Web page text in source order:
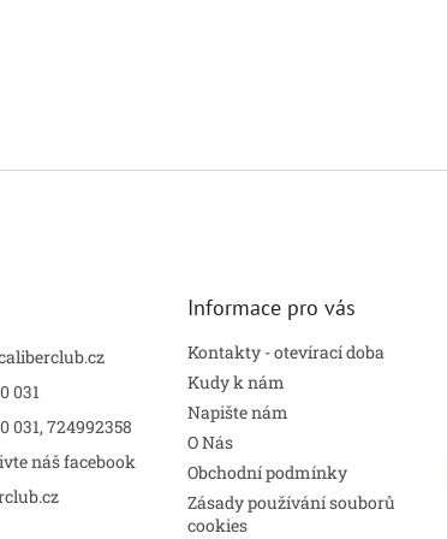
031
031, 724992358
náš facebook
Informace pro vás
Kontakty - otevírací doba
Kudy k nám
Napište nám
O Nás
Obchodní podmínky
Zásady používání souborů
cookies